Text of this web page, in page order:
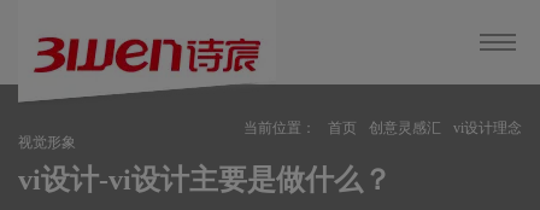
当前位置： 首页 创意灵感汇
vi设计理念
视觉形象
vi设计-vi设计主要是做什么？